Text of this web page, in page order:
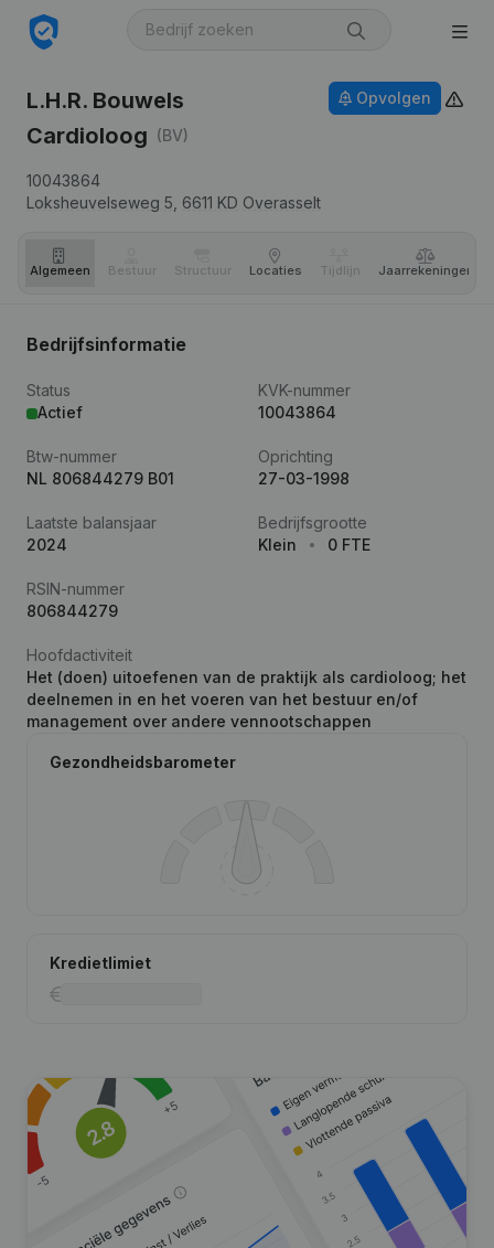
L.H.R. Bouwels
Cardioloog (BV)
10043864
Loksheuvelseweg 5, 6611 KD Overasselt
Opvolgen
Algemeen Bestuur Structuur Locaties Tijdlijn Jaar­rekeningen
Bedrijfsinformatie
Status
Actief
KVK-nummer
10043864
Btw-nummer
NL 806844279 B01
Oprichting
27-03-1998
Laatste balansjaar
2024
Bedrijfsgrootte
Klein
0 FTE
RSIN-nummer
806844279
Hoofdactiviteit
Het (doen) uitoefenen van de praktijk als cardioloog; het
deelnemen in en het voeren van het bestuur en/of
management over andere vennootschappen
Gezondheidsbarometer
Kredietlimiet